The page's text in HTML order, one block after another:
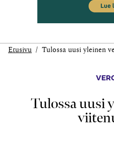
Etusivu Tulossa uusi yleinen
Tulossa uusi